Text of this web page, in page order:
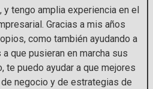
tengo amplia experiencia en el
Gracias a mis años
como también ayudando a
que pusieran en marcha sus
te puedo ayudar a que mejores
negocio y de estrategias de